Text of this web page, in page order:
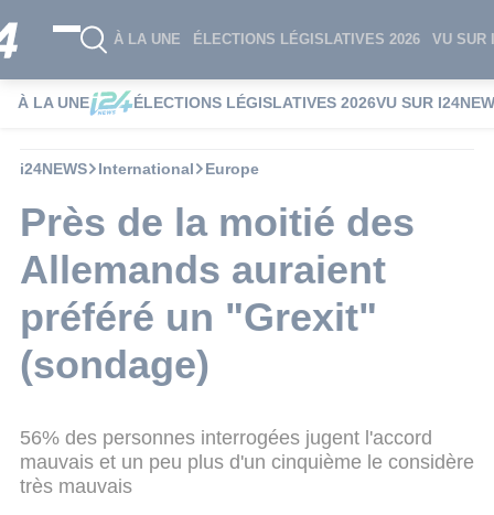
À LA UNE ÉLECTIONS LÉGISLATIVES 2026 VU SUR
À LA UNE ÉLECTIONS LÉGISLATIVES 2026VU SUR
i24NEWS International Europe
Près de la moitié des
Allemands auraient
préféré un "Grexit"
(sondage)
56% des personnes interrogées jugent l'accord
mauvais et un peu plus d'un cinquième le considère
très mauvais